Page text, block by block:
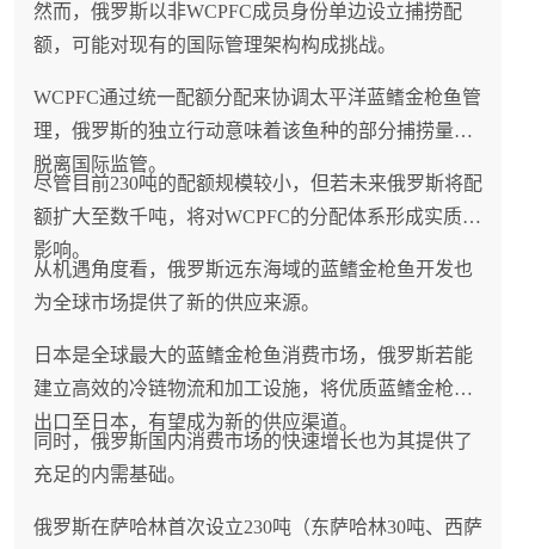
然而，俄罗斯以非WCPFC成员身份单边设立捕捞配
额，可能对现有的国际管理架构构成挑战。
WCPFC通过统一配额分配来协调太平洋蓝鳍金枪鱼管
理，俄罗斯的独立行动意味着该鱼种的部分捕捞量将
脱离国际监管。
尽管目前230吨的配额规模较小，但若未来俄罗斯将配
额扩大至数千吨，将对WCPFC的分配体系形成实质性
影响。
从机遇角度看，俄罗斯远东海域的蓝鳍金枪鱼开发也
为全球市场提供了新的供应来源。
日本是全球最大的蓝鳍金枪鱼消费市场，俄罗斯若能
建立高效的冷链物流和加工设施，将优质蓝鳍金枪鱼
出口至日本，有望成为新的供应渠道。
同时，俄罗斯国内消费市场的快速增长也为其提供了
充足的内需基础。
俄罗斯在萨哈林首次设立230吨（东萨哈林30吨、西萨